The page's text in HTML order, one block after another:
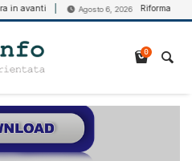
Agosto 6, 2026 Riforma della
0